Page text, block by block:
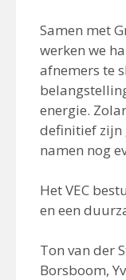
Samen met
werken we
afnemers te
energie.
definitief zijn
namen nog
Het VEC
en een
Ton van der
Borsboom,